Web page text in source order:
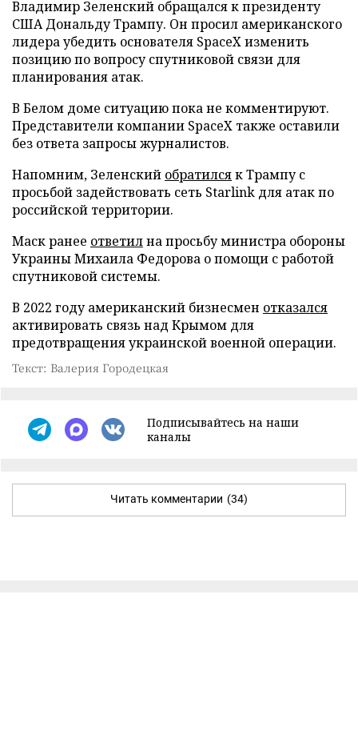
Владимир Зеленский обращался к президенту
США Дональду Трампу. Он просил американского
лидера убедить основателя SpaceX изменить
позицию по вопросу спутниковой связи для
планирования атак.
В Белом доме ситуацию пока не комментируют.
Представители компании SpaceX также оставили
без ответа запросы журналистов.
Напомним, Зеленский обратилсяк Трампу с
просьбой задействовать сеть Starlink для атак по
российской территории.
Маск ранее ответилна просьбу министра обороны
Украины Михаила Федорова о помощи с работой
спутниковой системы.
В 2022 году американский бизнесмен отказался
активировать связь над Крымом для
предотвращения украинской военной операции.
Текст: Валерия Городецкая
Подписывайтесь на наши
каналы
Читать комментарии (34)